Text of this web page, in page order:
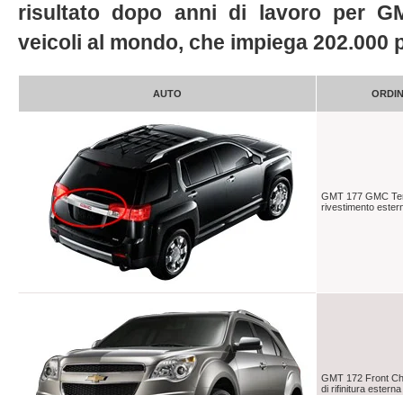
risultato dopo anni di lavoro per
veicoli al mondo, che impiega 202.000
AUTO
GMT 177 GMC
rivestimento
GMT 172 Front
di rifinitura